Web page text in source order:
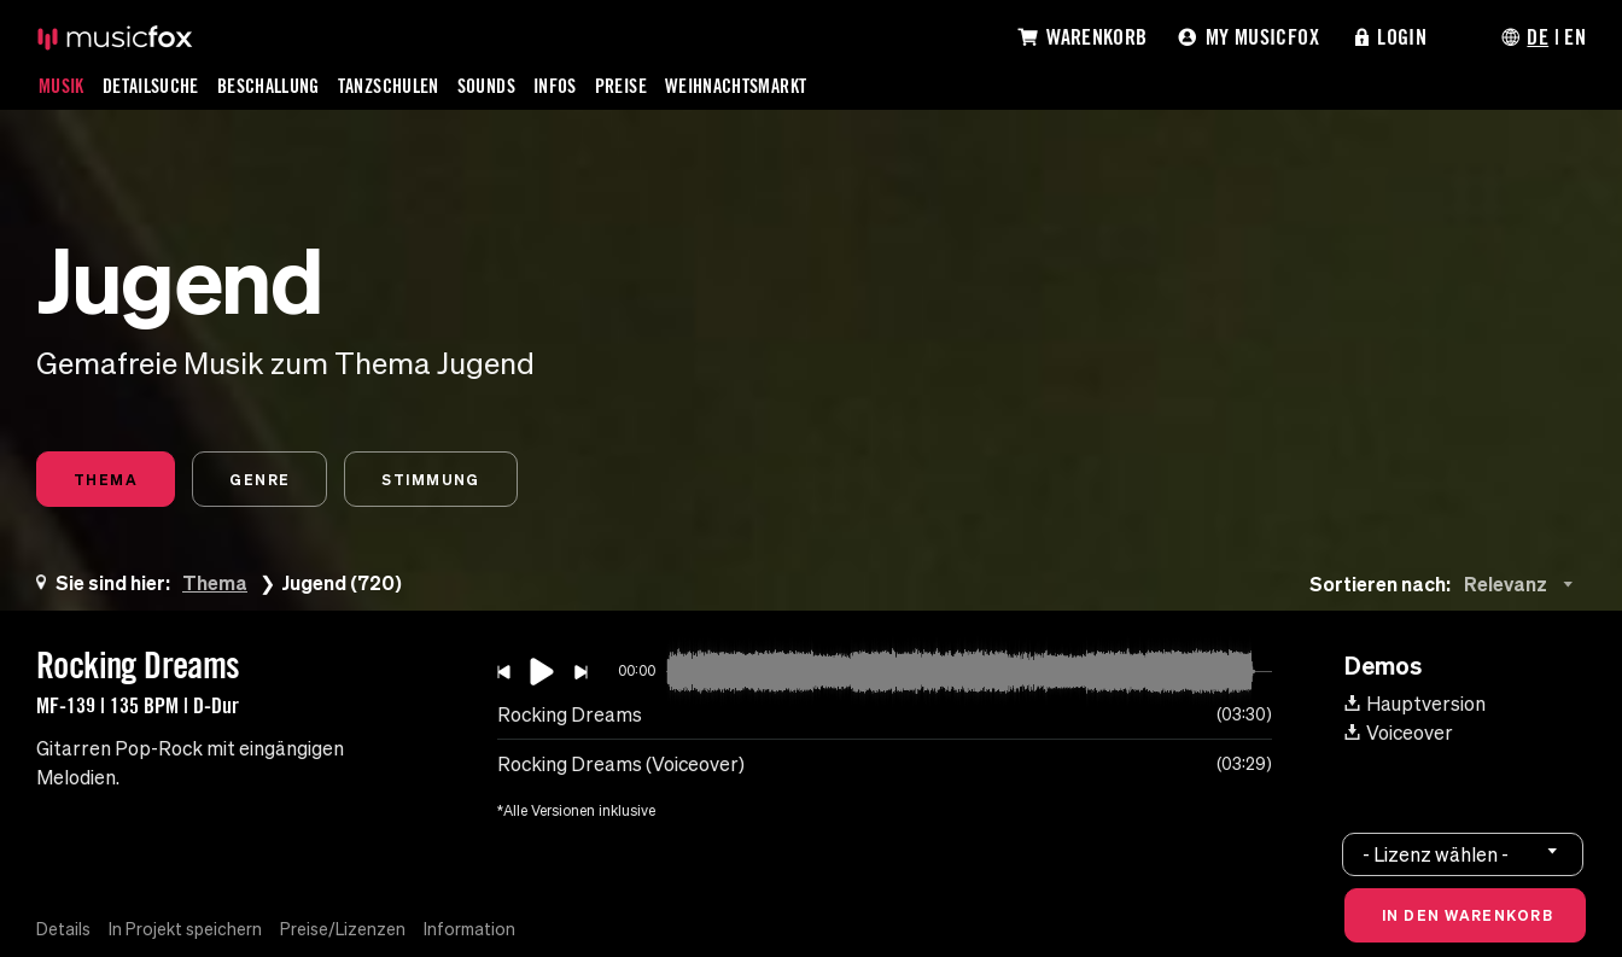
MUSIK DETAILSUCHE BESCHALLUNG TANZSCHULEN SOUNDS INFOS PREISE WEIHNACHTSMARKT
WARENKORB MY MUSICFOX LOGIN DE | EN
Jugend
Gemafreie Musik zum Thema Jugend
THEMA GENRE STIMMUNG
Sie sind hier: Thema Jugend (720) Sortieren nach: Relevanz
Rocking Dreams
MF-139 | 135 BPM | D-Dur
Gitarren Pop-Rock mit eingängigen
Melodien.
00:00
Rocking Dreams 03:30
Rocking Dreams (Voiceover) 03:29
*Alle Versionen inklusive
Demos
Hauptversion
Voiceover
Details In Projekt speichern Preise/Lizenzen Information
- Lizenz wählen -